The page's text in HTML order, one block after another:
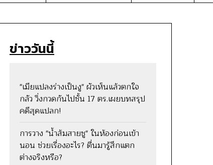
ข่าววันนี้
"เมียแปลงร่างเป็นงู" ผัวเห็นแล้วตกใจ
กลัว วิ่งกวดกันไปชั้น 17 ตร.เผยบทสรุป
คดีสุดแปลก!
การวาง "น้ำส้มสายชู" ในห้องก่อนเข้า
นอน ช่วยเรื่องอะไร? ตื่นมารู้สึกแตก
ต่างจริงหรือ?